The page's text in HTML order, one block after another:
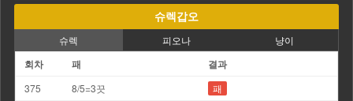
슈렉갑오
슈렉 피오나 냥이
회차 패 결과
375 8/5=3끗
패